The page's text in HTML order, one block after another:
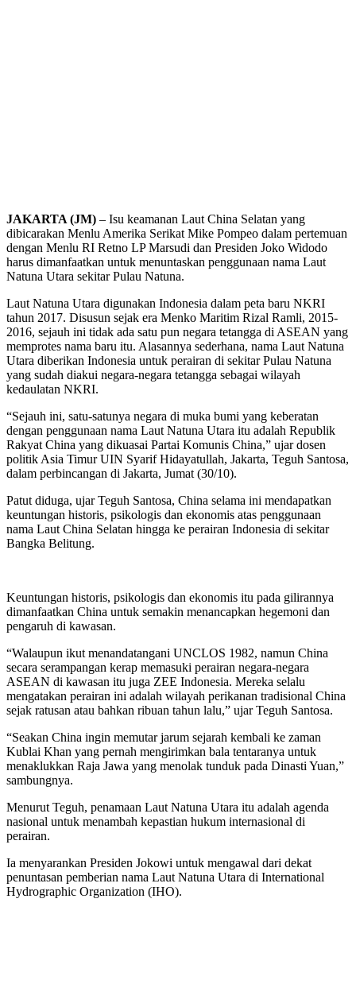
JAKARTA (JM) – Isu keamanan Laut China Selatan yang
dibicarakan Menlu Amerika Serikat Mike Pompeo dalam pertemuan
dengan Menlu RI Retno LP Marsudi dan Presiden Joko Widodo
harus dimanfaatkan untuk menuntaskan penggunaan nama Laut
Natuna Utara sekitar Pulau Natuna.
Laut Natuna Utara digunakan Indonesia dalam peta baru NKRI
tahun 2017. Disusun sejak era Menko Maritim Rizal Ramli, 2015-
2016, sejauh ini tidak ada satu pun negara tetangga di ASEAN yang
memprotes nama baru itu. Alasannya sederhana, nama Laut Natuna
Utara diberikan Indonesia untuk perairan di sekitar Pulau Natuna
yang sudah diakui negara-negara tetangga sebagai wilayah
kedaulatan NKRI.
“Sejauh ini, satu-satunya negara di muka bumi yang keberatan
dengan penggunaan nama Laut Natuna Utara itu adalah Republik
Rakyat China yang dikuasai Partai Komunis China,” ujar dosen
politik Asia Timur UIN Syarif Hidayatullah, Jakarta, Teguh Santosa,
dalam perbincangan di Jakarta, Jumat (30/10).
Patut diduga, ujar Teguh Santosa, China selama ini mendapatkan
keuntungan historis, psikologis dan ekonomis atas penggunaan
nama Laut China Selatan hingga ke perairan Indonesia di sekitar
Bangka Belitung.
Keuntungan historis, psikologis dan ekonomis itu pada gilirannya
dimanfaatkan China untuk semakin menancapkan hegemoni dan
pengaruh di kawasan.
“Walaupun ikut menandatangani UNCLOS 1982, namun China
secara serampangan kerap memasuki perairan negara-negara
ASEAN di kawasan itu juga ZEE Indonesia. Mereka selalu
mengatakan perairan ini adalah wilayah perikanan tradisional China
sejak ratusan atau bahkan ribuan tahun lalu,” ujar Teguh Santosa.
“Seakan China ingin memutar jarum sejarah kembali ke zaman
Kublai Khan yang pernah mengirimkan bala tentaranya untuk
menaklukkan Raja Jawa yang menolak tunduk pada Dinasti Yuan,”
sambungnya.
Menurut Teguh, penamaan Laut Natuna Utara itu adalah agenda
nasional untuk menambah kepastian hukum internasional di
perairan.
Ia menyarankan Presiden Jokowi untuk mengawal dari dekat
penuntasan pemberian nama Laut Natuna Utara di International
Hydrographic Organization (IHO).